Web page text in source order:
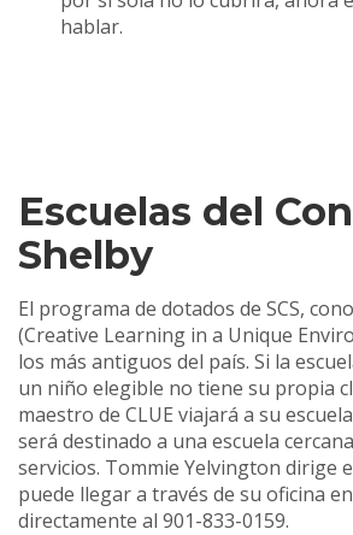
hablar.
Escuelas del
Shelby
El programa de dotados de SCS,
(Creative Learning in a Unique
los más antiguos del país. Si la
un niño elegible no tiene su propia
maestro de CLUE viajará a su
será destinado a una escuela
servicios. Tommie Yelvington dirige
puede llegar a través de su oficina
directamente al 901-833-0159.